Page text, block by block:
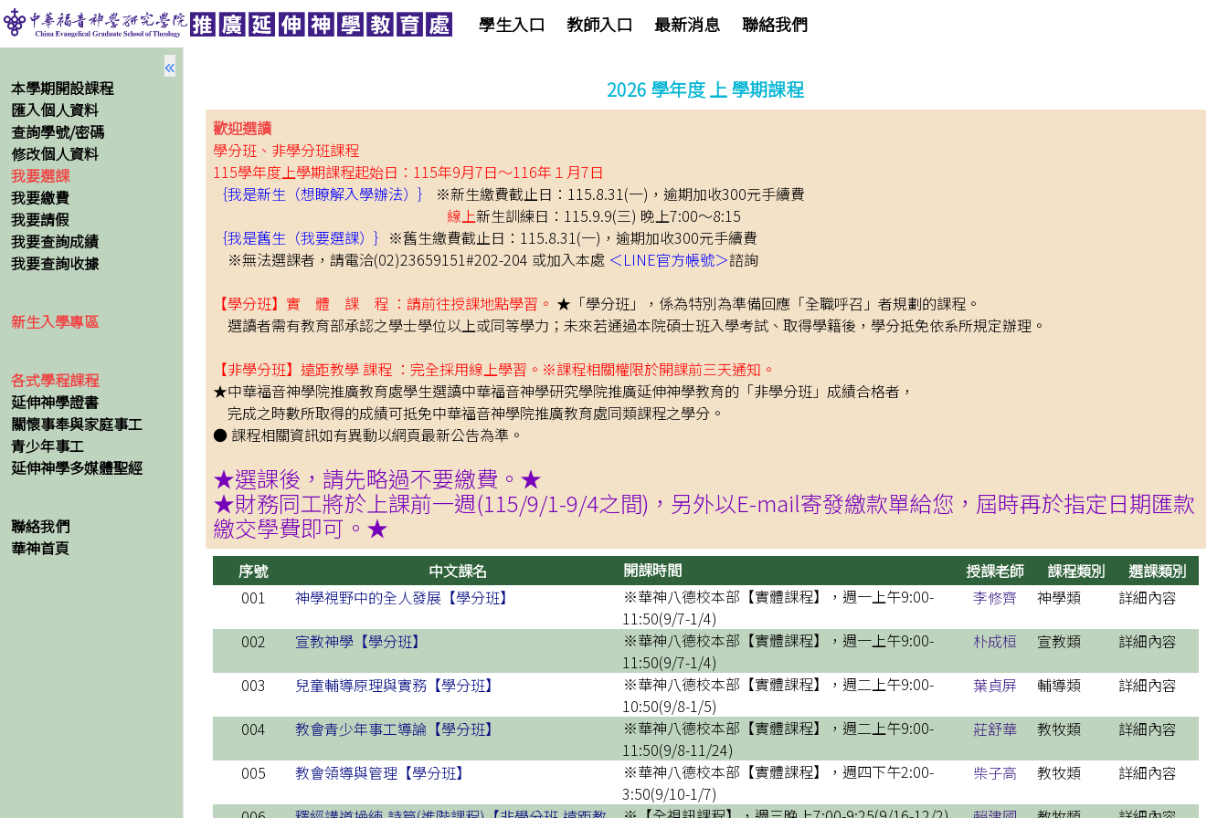
學生入口 教師入口 最新消息 聯絡我們
本學期開設課程
匯入個人資料
查詢學號/密碼
修改個人資料
我要選課
我要繳費
我要請假
我要查詢成績
我要查詢收據
新生入學專區
各式學程課程
延伸神學證書
關懷事奉與家庭事工
青少年事工
延伸神學多媒體聖經
聯絡我們
華神首頁
2026 學年度 上 學期課程
歡迎選讀
學分班、非學分班課程
115學年度上學期課程起始日：115年9月7日～116年１月7日
｛我是新生（想瞭解入學辦法）｝
※新生繳費截止日：115.8.31(一)，逾期加收300元手續費
線上新生訓練日：115.9.9(三) 晚上7:00～8:15
｛我是舊生（我要選課）｝ ※舊生繳費截止日：115.8.31(一)，逾期加收300元手續費
※無法選課者，請電洽(02)23659151#202-204 或加入本處 ＜LINE官方帳號＞諮詢
【學分班】實 體 課 程 ：請前往授課地點學習。 ★「學分班」，係為特別為準備回應「全職呼召」者規劃的課程。
選讀者需有教育部承認之學士學位以上或同等學力；未來若通過本院碩士班入學考試、取得學籍後，學分抵免依系所規定辦理。
【非學分班】遠距教學 課程 ：完全採用線上學習。※課程相關權限於開課前三天通知。
★中華福音神學院推廣教育處學生選讀中華福音神學研究學院推廣延伸神學教育的「非學分班」成績合格者，
完成之時數所取得的成績可抵免中華福音神學院推廣教育處同類課程之學分。
● 課程相關資訊如有異動以網頁最新公告為準。
★選課後，請先略過不要繳費。★
★財務同工將於上課前一週(115/9/1-9/4之間)，另外以E-mail寄發繳款單給您，屆時再於指定日期匯款
繳交學費即可。★
序號 中文課名 開課時間 授課老師 課程類別
選課類別
001
神學視野中的全人發展【學分班】
※華神八德校本部【實體課程】，週一上午9:00-
11:50(9/7-1/4)
李修齊 神學類
詳細內容
002
宣教神學【學分班】
※華神八德校本部【實體課程】，週一上午9:00-
11:50(9/7-1/4)
朴成桓 宣教類
詳細內容
003
兒童輔導原理與實務【學分班】
※華神八德校本部【實體課程】，週二上午9:00-
10:50(9/8-1/5)
葉貞屏 輔導類
詳細內容
004
教會青少年事工導論【學分班】
※華神八德校本部【實體課程】，週二上午9:00-
11:50(9/8-11/24)
莊舒華 教牧類
詳細內容
005
教會領導與管理【學分班】
※華神八德校本部【實體課程】，週四下午2:00-
3:50(9/10-1/7)
柴子高 教牧類
詳細內容